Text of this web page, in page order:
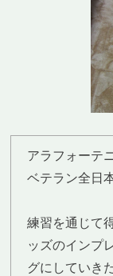
アラフォーテ
ベテラン全日
練習を通じて
ッズのインプ
グにしていき